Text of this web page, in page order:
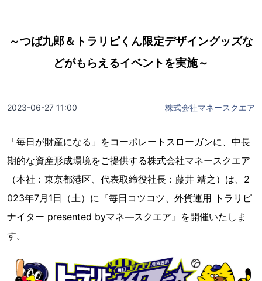
～つば九郎＆トラリピくん限定デザイングッズな
どがもらえるイベントを実施～
2023-06-27 11:00 株式会社マネースクエア
「毎日が財産になる」をコーポレートスローガンに、中長
期的な資産形成環境をご提供する株式会社マネースクエア
（本社：東京都港区、代表取締役社長：藤井 靖之）は、2
023年7月1日（土）に『毎日コツコツ、外貨運用 トラリピ
ナイター presented byマネ―スクエア』を開催いたしま
す。